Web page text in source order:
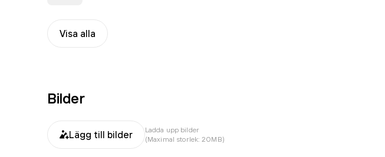
Visa alla
Bilder
Lägg till bilder
Ladda upp bilder
(Maximal storlek: 20MB)